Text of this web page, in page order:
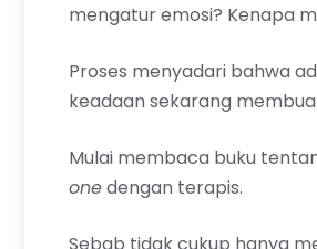
mengatur emosi? Kenapa
Proses menyadari bahwa
keadaan sekarang
Mulai membaca buku
onedengan terapis.